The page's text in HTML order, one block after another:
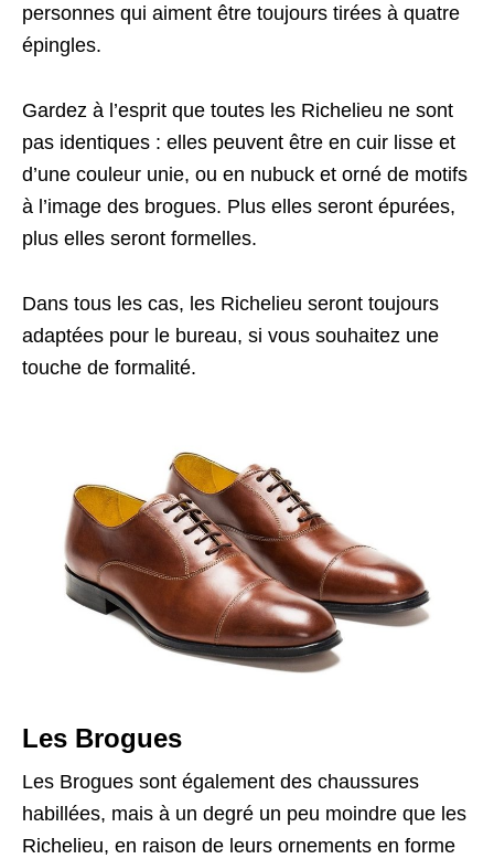
personnes qui aiment être toujours tirées à quatre
épingles.
Gardez à l’esprit que toutes les Richelieu ne sont
pas identiques : elles peuvent être en cuir lisse et
d’une couleur unie, ou en nubuck et orné de motifs
à l’image des brogues. Plus elles seront épurées,
plus elles seront formelles.
Dans tous les cas, les Richelieu seront toujours
adaptées pour le bureau, si vous souhaitez une
touche de formalité.
Les Brogues
Les Brogues sont également des chaussures
habillées, mais à un degré un peu moindre que les
Richelieu, en raison de leurs ornements en forme